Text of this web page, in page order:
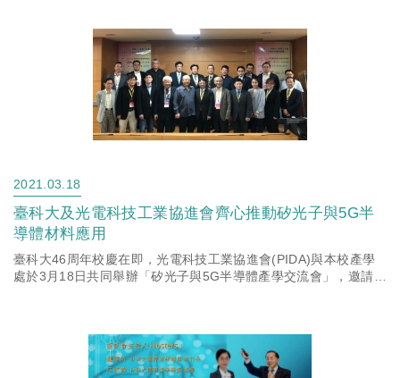
2021.03.18
臺科大及光電科技工業協進會齊心推動矽光子與5G半
導體材料應用
臺科大46周年校慶在即，光電科技工業協進會(PIDA)與本校產學
處於3月18日共同舉辦「矽光子與5G半導體產學交流會」，邀請諸